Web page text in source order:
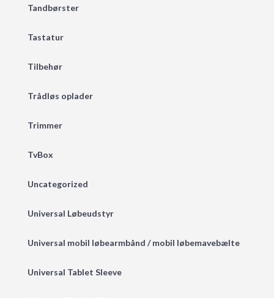
Tandbørster
Tastatur
Tilbehør
Trådløs oplader
Trimmer
TvBox
Uncategorized
Universal Løbeudstyr
Universal mobil løbearmbånd / mobil løbemavebælte
Universal Tablet Sleeve